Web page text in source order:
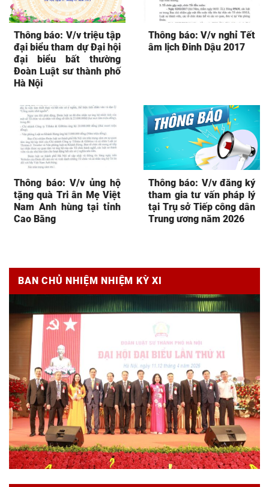
Thông báo: V/v triệu tập
đại biểu tham dự Đại hội
đại biểu bất thường
Đoàn Luật sư thành phố
Hà Nội
Thông báo: V/v nghỉ Tết
âm lịch Đinh Dậu 2017
Thông báo: V/v ủng hộ
tặng quà Tri ân Mẹ Việt
Nam Anh hùng tại tỉnh
Cao Bằng
Thông báo: V/v đăng ký
tham gia tư vấn pháp lý
tại Trụ sở Tiếp công dân
Trung ương năm 2026
BAN CHỦ NHIỆM NHIỆM KỲ XI